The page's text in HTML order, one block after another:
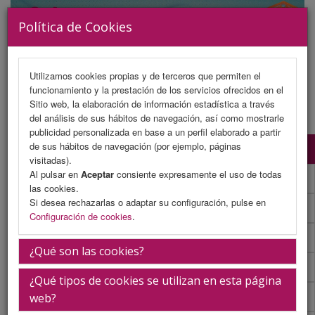
Política de Cookies
Utilizamos cookies propias y de terceros que permiten el
funcionamiento y la prestación de los servicios ofrecidos en el
Sitio web, la elaboración de información estadística a través
del análisis de sus hábitos de navegación, así como mostrarle
publicidad personalizada en base a un perfil elaborado a partir
de sus hábitos de navegación (por ejemplo, páginas
visitadas).
Al pulsar en Aceptar consiente expresamente el uso de todas
las cookies.
Si desea rechazarlas o adaptar su configuración, pulse en
Configuración de cookies.
¿Qué son las cookies?
¿Qué tipos de cookies se utilizan en esta página
web?
MENU
Programa Científico
Programa Científico (PDF)
Cronograma Programa Científico
Normativa comunicaciones
Envío de comunicaciones
Descargar normativa